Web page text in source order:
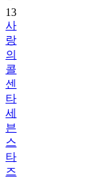
13
사
랑
의
콜
센
타
세
븐
스
타
즈